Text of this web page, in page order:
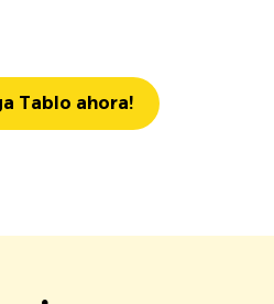
Tablo ahora!